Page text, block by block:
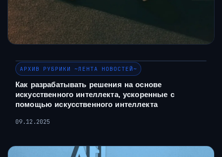
АРХИВ РУБРИКИ ~ЛЕНТА НОВОСТЕЙ~
Как разрабатывать решения на основе
искусственного интеллекта, ускоренные с
помощью искусственного интеллекта
09.12.2025